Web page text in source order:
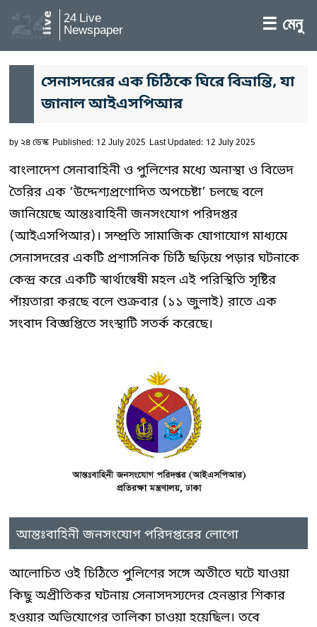
24 Live
Newspaper ☰ মেনু
সেনাসদরের এক চিঠিকে ঘিরে বিভ্রান্তি, যা
জানাল আইএসপিআর
by২৪ ডেস্ক Published: 12 July 2025 Last Updated: 12 July 2025
বাংলাদেশ সেনাবাহিনী ও পুলিশের মধ্যে অনাস্থা ও বিভেদ
তৈরির এক ‘উদ্দেশ্যপ্রণোদিত অপচেষ্টা’ চলছে বলে
জানিয়েছে আন্তঃবাহিনী জনসংযোগ পরিদপ্তর
(আইএসপিআর)। সম্প্রতি সামাজিক যোগাযোগ মাধ্যমে
সেনাসদরের একটি প্রশাসনিক চিঠি ছড়িয়ে পড়ার ঘটনাকে
কেন্দ্র করে একটি স্বার্থান্বেষী মহল এই পরিস্থিতি সৃষ্টির
পাঁয়তারা করছে বলে শুক্রবার (১১ জুলাই) রাতে এক
সংবাদ বিজ্ঞপ্তিতে সংস্থাটি সতর্ক করেছে।
আন্তঃবাহিনী জনসংযোগ পরিদপ্তরের লোগো
আলোচিত ওই চিঠিতে পুলিশের সঙ্গে অতীতে ঘটে যাওয়া
কিছু অপ্রীতিকর ঘটনায় সেনাসদস্যদের হেনস্তার শিকার
হওয়ার অভিযোগের তালিকা চাওয়া হয়েছিল। তবে